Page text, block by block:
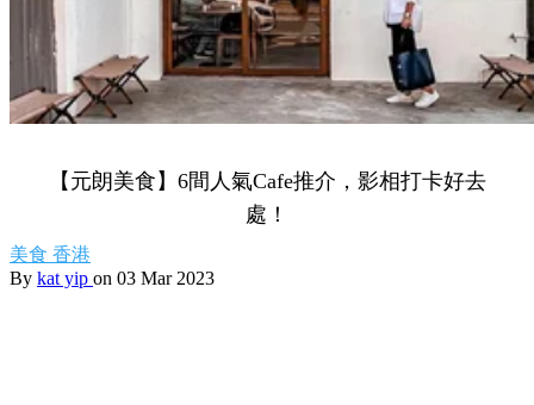
【元朗美食】6間人氣Cafe推介，影相打卡好去
處！
美食 香港
By kat yip on 03 Mar 2023